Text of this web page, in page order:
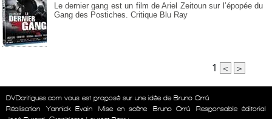
Le dernier gang est un film de Ariel Zeitoun sur l’épopée du
Gang des Postiches. Critique Blu Ray
1 < >
DVDcritiques.com vous est proposé sur une idée de Bruno Orrú
Réalisation
Yannick Evain Mise en scène Bruno Orrú
Responsable éditorial